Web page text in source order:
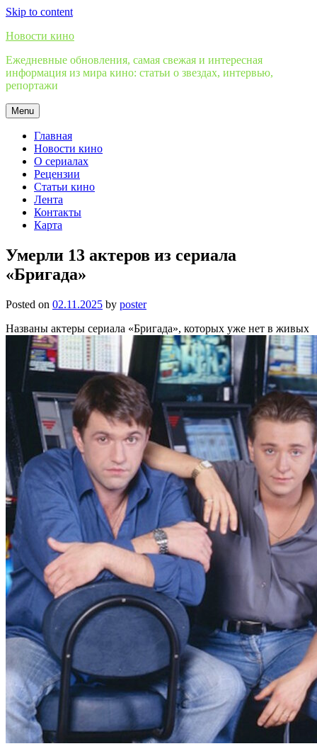
Skip to content
Новости кино
Ежедневные обновления, самая свежая и интересная
информация из мира кино: статьи о звездах, интервью,
репортажи
Menu
Главная
Новости кино
О сериалах
Рецензии
Статьи кино
Лента
Контакты
Карта
Умерли 13 актеров из сериала
«Бригада»
Posted on 02.11.2025 by poster
Названы актеры сериала «Бригада», которых уже нет в живых